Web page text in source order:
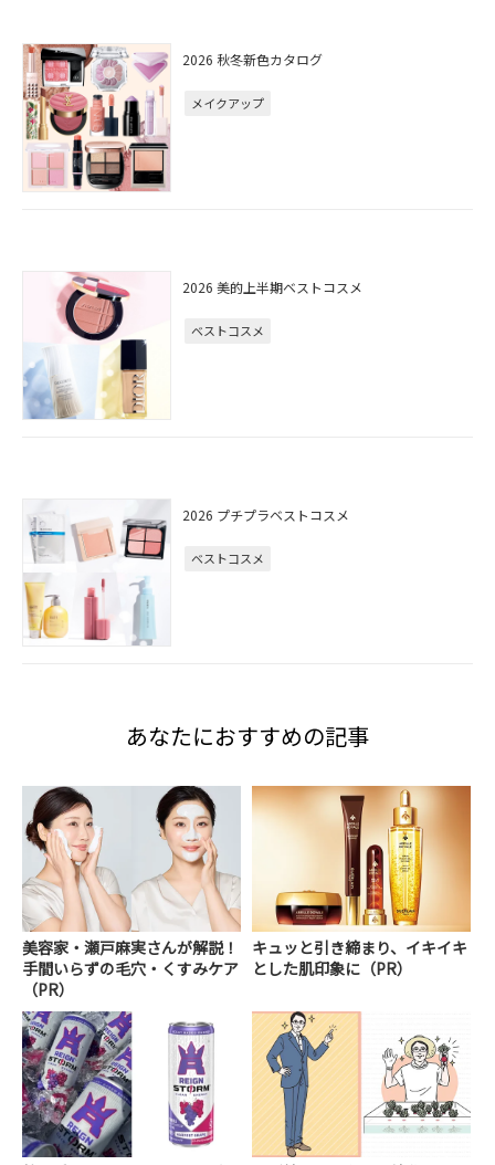
2026 秋冬新色カタログ
メイクアップ
2026 美的上半期ベストコスメ
ベストコスメ
2026 プチプラベストコスメ
ベストコスメ
あなたにおすすめの記事
美容家・瀬戸麻実さんが解説！
手間いらずの毛穴・くすみケア
（PR）
キュッと引き締まり、イキイキ
とした肌印象に（PR）